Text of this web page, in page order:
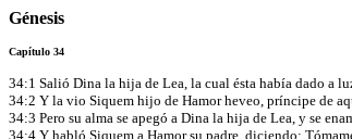
Génesis
Capítulo 34
34:1 Salió Dina la hija de Lea, la cual ésta había dado a
34:2 Y la vio Siquem hijo de Hamor heveo, príncipe de
34:3 Pero su alma se apegó a Dina la hija de Lea, y se
34:4 Y habló Siquem a Hamor su padre, diciendo: